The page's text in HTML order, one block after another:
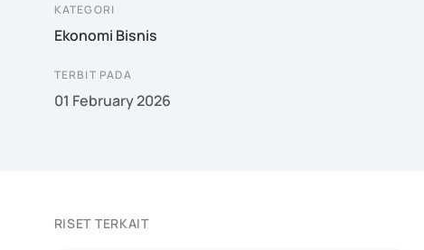
KATEGORI
Ekonomi Bisnis
TERBIT PADA
01 February 2026
RISET TERKAIT